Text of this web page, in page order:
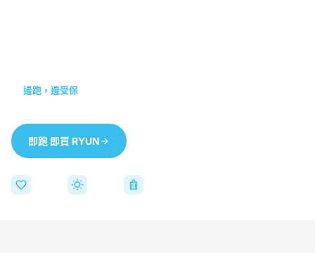
邊跑，邊受保
即跑 即買 RYUN